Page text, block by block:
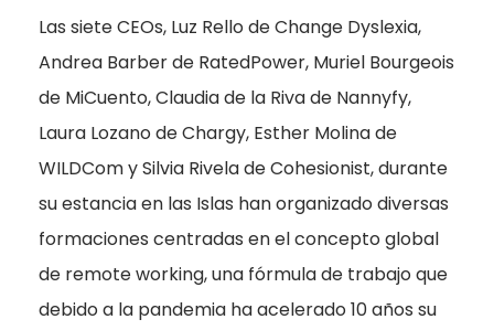
Las siete CEOs, Luz Rello de Change Dyslexia,
Andrea Barber de RatedPower, Muriel Bourgeois
de MiCuento, Claudia de la Riva de Nannyfy,
Laura Lozano de Chargy, Esther Molina de
WILDCom y Silvia Rivela de Cohesionist, durante
su estancia en las Islas han organizado diversas
formaciones centradas en el concepto global
de remote working, una fórmula de trabajo que
debido a la pandemia ha acelerado 10 años su